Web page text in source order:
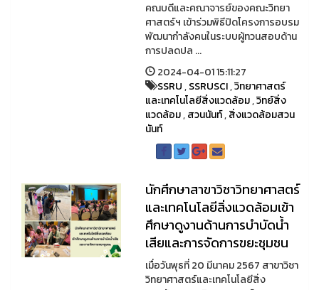
คณบดีและคณาจารย์ของคณะวิทยา
ศาสตร์ฯ เข้าร่วมพิธีปิดโครงการอบรม
พัฒนากำลังคนในระบบผู้ทวนสอบด้าน
การปลดปล ...
2024-04-01 15:11:27
SSRU,SSRUSCI,วิทยาศาสตร์
และเทคโนโลยีสิ่งแวดล้อม,วิทย์สิ่ง
แวดล้อม,สวนนันท์,สิ่งแวดล้อมสวน
นันท์
นักศึกษาสาขาวิชาวิทยาศาสตร์
และเทคโนโลยีสิ่งแวดล้อมเข้า
ศึกษาดูงานด้านการบำบัดน้ำ
เสียและการจัดการขยะชุมชน
เมื่อวันพุธที่ 20 มีนาคม 2567 สาขาวิชา
วิทยาศาสตร์และเทคโนโลยีสิ่ง